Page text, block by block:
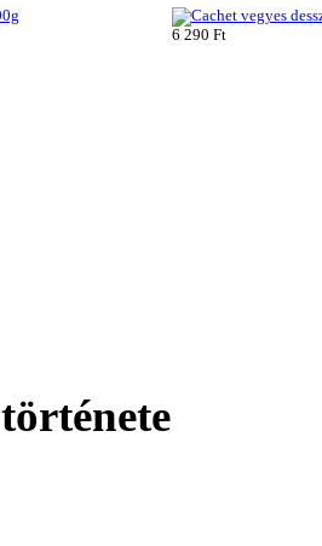
6 290 Ft
története